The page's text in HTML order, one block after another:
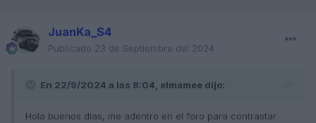
JuanKa_S4
Publicado 23 de Septiembre del 2024
En 22/9/2024 a las 8:04, elmamee dijo:
Hola buenos dias, me adentro en el foro para contrastar